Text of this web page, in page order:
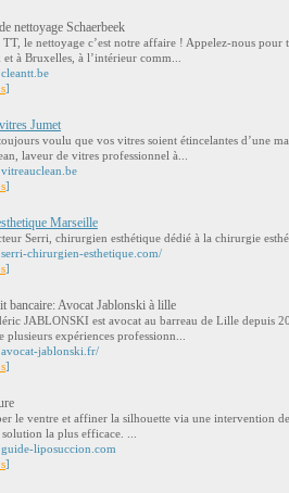
nettoyage Schaerbeek
TT, le nettoyage c’est notre affaire ! Appelez-nous
et à Bruxelles, à l’intérieur comm...
]
Jumet
voulu que vos vitres soient étincelantes d’une
laveur de vitres professionnel à...
]
Marseille
Serri, chirurgien esthétique dédié à la chirurgie
chirurgien-esthetique.com/
]
bancaire: Avocat Jablonski à lille
JABLONSKI est avocat au barreau de Lille depuis
plusieurs expériences professionn...
jablonski.fr/
]
le ventre et affiner la silhouette via une intervention
la plus efficace. ...
liposuccion.com
]